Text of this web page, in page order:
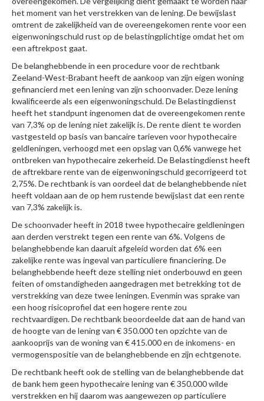
het moment van het verstrekken van de lening. De bewijslast
omtrent de zakelijkheid van de overeengekomen rente voor een
eigenwoningschuld rust op de belastingplichtige omdat het om
een aftrekpost gaat.
De belanghebbende in een procedure voor de rechtbank
Zeeland-West-Brabant heeft de aankoop van zijn eigen woning
gefinancierd met een lening van zijn schoonvader. Deze lening
kwalificeerde als een eigenwoningschuld. De Belastingdienst
heeft het standpunt ingenomen dat de overeengekomen rente
van 7,3% op de lening niet zakelijk is. De rente dient te worden
vastgesteld op basis van bancaire tarieven voor hypothecaire
geldleningen, verhoogd met een opslag van 0,6% vanwege het
ontbreken van hypothecaire zekerheid. De Belastingdienst heeft
de aftrekbare rente van de eigenwoningschuld gecorrigeerd tot
2,75%. De rechtbank is van oordeel dat de belanghebbende niet
heeft voldaan aan de op hem rustende bewijslast dat een rente
van 7,3% zakelijk is.
De schoonvader heeft in 2018 twee hypothecaire geldleningen
aan derden verstrekt tegen een rente van 6%. Volgens de
belanghebbende kan daaruit afgeleid worden dat 6% een
zakelijke rente was ingeval van particuliere financiering. De
belanghebbende heeft deze stelling niet onderbouwd en geen
feiten of omstandigheden aangedragen met betrekking tot de
verstrekking van deze twee leningen. Evenmin was sprake van
een hoog risicoprofiel dat een hogere rente zou
rechtvaardigen. De rechtbank beoordeelde dat aan de hand van
de hoogte van de lening van € 350.000 ten opzichte van de
aankooprijs van de woning van € 415.000 en de inkomens- en
vermogenspositie van de belanghebbende en zijn echtgenote.
De rechtbank heeft ook de stelling van de belanghebbende dat
de bank hem geen hypothecaire lening van € 350.000 wilde
verstrekken en hij daarom was aangewezen op particuliere